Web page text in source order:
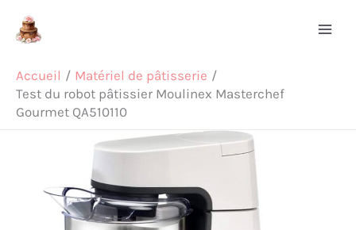
Accueil
Matériel de pâtisserie
Test du robot pâtissier Moulinex Masterchef
Gourmet QA510110
Rechercher